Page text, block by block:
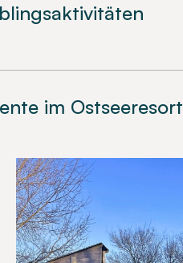
im Ostseeresort